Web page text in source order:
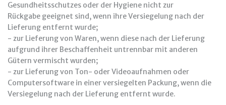
Gesundheitsschutzes oder der Hygiene nicht zur
Rückgabe geeignet sind, wenn ihre Versiegelung nach der
Lieferung entfernt wurde;
- zur Lieferung von Waren, wenn diese nach der Lieferung
aufgrund ihrer Beschaffenheit untrennbar mit anderen
Gütern vermischt wurden;
- zur Lieferung von Ton- oder Videoaufnahmen oder
Computersoftware in einer versiegelten Packung, wenn die
Versiegelung nach der Lieferung entfernt wurde.